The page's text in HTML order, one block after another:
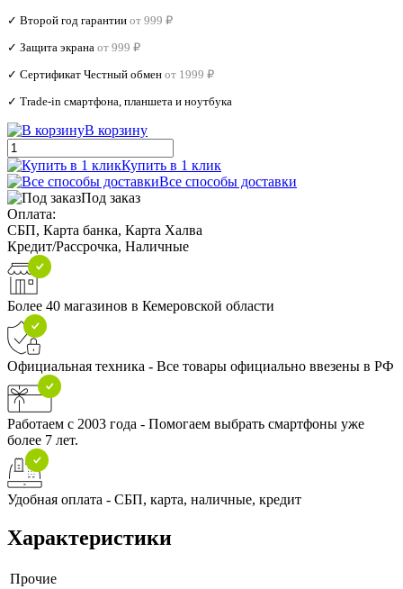
✓ Второй год гарантии от 999 ₽
✓ Защита экрана от 999 ₽
✓ Сертификат Честный обмен от 1999 ₽
✓ Trade‑in смартфона, планшета и ноутбука
В корзину
Купить в 1 клик
Все способы доставки
Под заказ
Оплата:
СБП, Карта банка, Карта Халва
Кредит/Рассрочка, Наличные
Более 40 магазинов в Кемеровской области
Официальная техника - Все товары официально ввезены в РФ
Работаем с 2003 года - Помогаем выбрать смартфоны уже
более 7 лет.
Удобная оплата - СБП, карта, наличные, кредит
Характеристики
Прочие